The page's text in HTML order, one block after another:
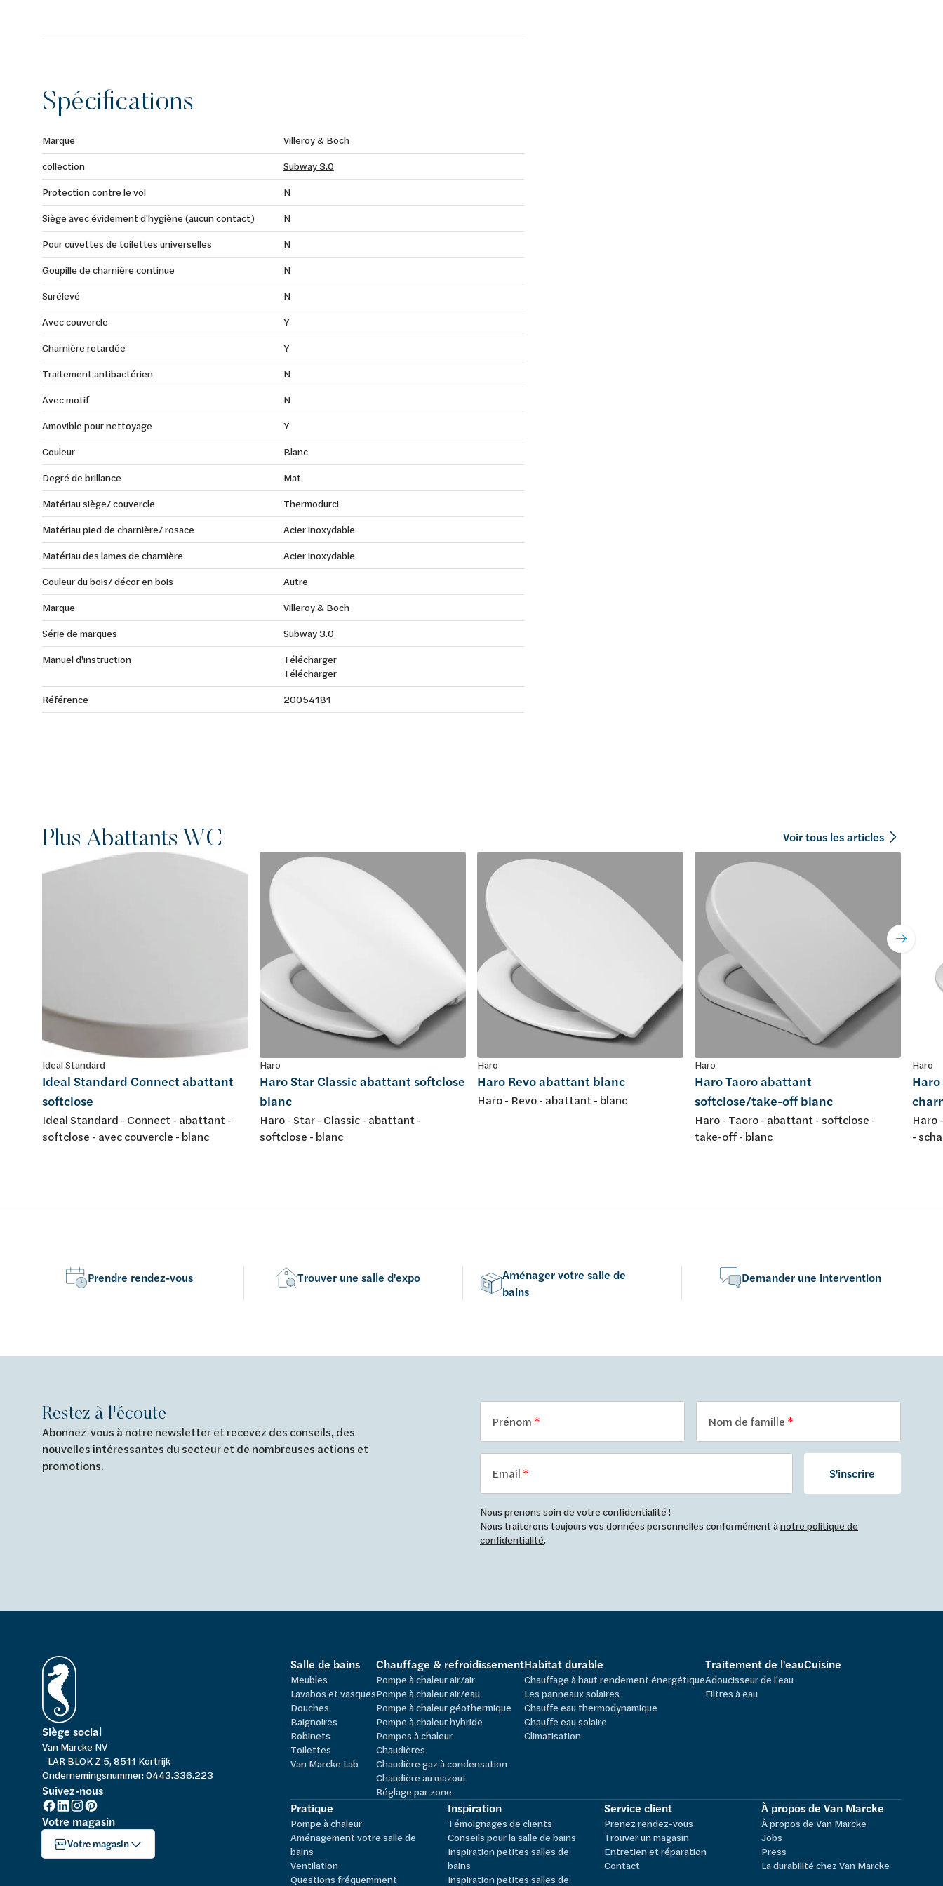
Spécifications
Marque
Villeroy & Boch
collection
Subway 3.0
Protection contre le vol
N
Siège avec évidement d'hygiène (aucun contact)
N
Pour cuvettes de toilettes universelles
N
Goupille de charnière continue
N
Surélevé
N
Avec couvercle
Y
Charnière retardée
Y
Traitement antibactérien
N
Avec motif
N
Amovible pour nettoyage
Y
Couleur
Blanc
Degré de brillance
Mat
Matériau siège/ couvercle
Thermodurci
Matériau pied de charnière/ rosace
Acier inoxydable
Matériau des lames de charnière
Acier inoxydable
Couleur du bois/ décor en bois
Autre
Marque
Villeroy & Boch
Série de marques
Subway 3.0
Manuel d'instruction
Télécharger
Télécharger
Référence
20054181
Plus Abattants WC Voir tous les articles
Ideal Standard
Ideal Standard Connect abattant
softclose
Ideal Standard - Connect - abattant -
softclose - avec couvercle - blanc
Haro
Haro Star Classic abattant softclose
blanc
Haro - Star - Classic - abattant -
softclose - blanc
Haro
Haro Revo abattant blanc
Haro - Revo - abattant - blanc
Haro
Haro Taoro abattant
softclose/take-off blanc
Haro - Taoro - abattant - softclose -
take-off - blanc
Haro
Haro
-
Prendre rendez-vous Trouver une salle d'expo
Aménager votre salle de
bains
Demander une intervention
Restez à l'écoute
Abonnez-vous à notre newsletter et recevez des conseils, des
nouvelles intéressantes du secteur et de nombreuses actions et
promotions.
Prénom Nom de famille
Email S'inscrire
Nous prenons soin de votre confidentialité !
Nous traiterons toujours vos données personnelles conformément ànotre politique de
confidentialité.
Siège social
Van Marcke NV
LAR BLOK Z 5, 8511 Kortrijk
Ondernemingsnummer: 0443.336.223
Suivez-nous
Votre magasin
Votre magasin
Salle de bains
Meubles
Lavabos et vasques
Douches
Baignoires
Robinets
Toilettes
Van Marcke Lab
Chauffage & refroidissement
Pompe à chaleur air/air
Pompe à chaleur air/eau
Pompe à chaleur géothermique
Pompe à chaleur hybride
Pompes à chaleur
Chaudières
Chaudière gaz à condensation
Chaudière au mazout
Réglage par zone
Habitat durable
Chauffage à haut rendement énergétique
Les panneaux solaires
Chauffe eau thermodynamique
Chauffe eau solaire
Climatisation
Traitement de l'eau
Adoucisseur de l'eau
Filtres à eau
Cuisine
Pratique
Pompe à chaleur
Aménagement votre salle de
bains
Ventilation
Questions fréquemment
Inspiration
Témoignages de clients
Conseils pour la salle de bains
Inspiration petites salles de
bains
Inspiration petites salles de
Service client
Prenez rendez-vous
Trouver un magasin
Entretien et réparation
Contact
À propos de Van Marcke
À propos de Van Marcke
Jobs
Press
La durabilité chez Van Marcke